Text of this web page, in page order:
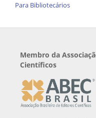
Para Bibliotecários
Membro da
Científicos